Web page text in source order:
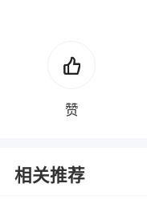
赞
相关推荐